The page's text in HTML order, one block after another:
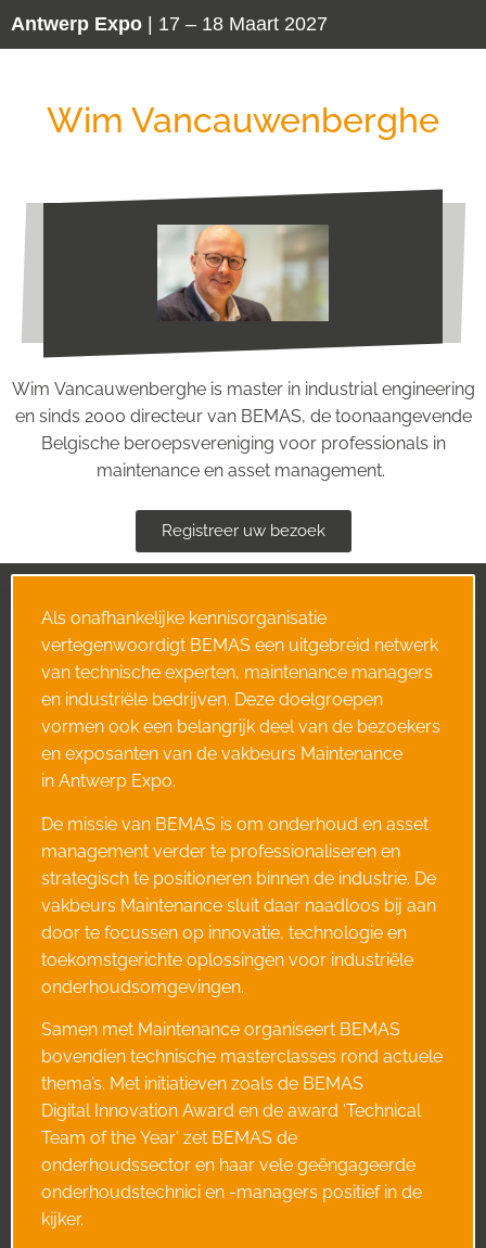
Antwerp Expo | 17 – 18 Maart 2027
Wim Vancauwenberghe
Wim Vancauwenbergheis master in industrialengineering
en sinds 2000 directeur van BEMAS, de toonaangevende
Belgische beroepsvereniging voor professionals in
maintenance en asset management.
Registreer uw bezoek
Als onafhankelijke kennisorganisatie
vertegenwoordigt BEMAS een uitgebreid netwerk
van technische experten, maintenance managers
en industriële bedrijven. Deze doelgroepen
vormen ook een belangrijk deel van de bezoekers
en exposanten van de vakbeurs Maintenance
in Antwerp Expo.
De missie van BEMAS is om onderhoud en asset
management verder te professionaliseren en
strategisch te positioneren binnen de industrie. De
vakbeurs Maintenance sluit daar naadloos bij aan
door te focussen op innovatie, technologie en
toekomstgerichte oplossingen voor industriële
onderhoudsomgevingen.
Samen met Maintenance organiseert BEMAS
bovendien technische masterclasses rond actuele
thema’s. Met initiatieven zoals de BEMAS
Digital Innovation Award en de award ‘Technical
Team of the Year’ zet BEMAS de
onderhoudssector en haar vele geëngageerde
onderhoudstechnici en -managers positief in de
kijker.